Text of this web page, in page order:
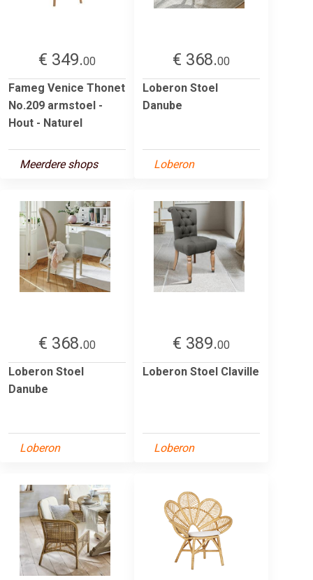
€ 349.00
Fameg Venice Thonet
No.209 armstoel -
Hout - Naturel
Meerdere shops
€ 368.00
Loberon Stoel
Danube
Loberon
€ 368.00
Loberon Stoel
Danube
Loberon
€ 389.00
Loberon Stoel Claville
Loberon